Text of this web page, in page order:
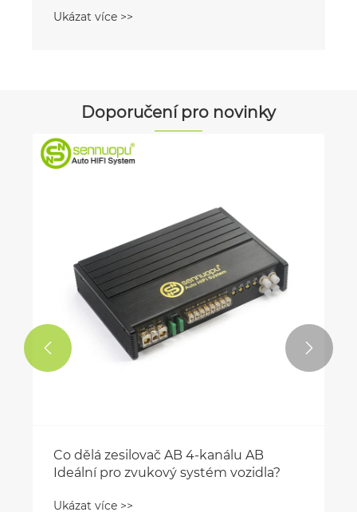
Ukázat více >>
Doporučení pro novinky
Co dělá zesilovač AB 4-kanálu AB
Ideální pro zvukový systém vozidla?
Ukázat více >>
 